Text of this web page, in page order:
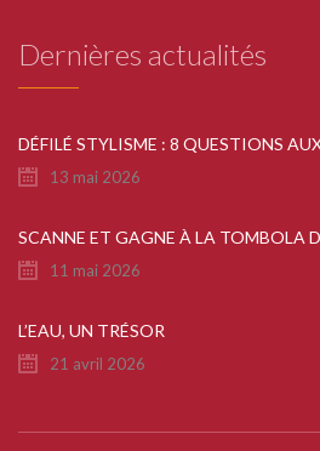
Dernières actualités
DÉFILÉ STYLISME : 8 QUESTIONS
13 mai 2026
SCANNE ET GAGNE À LA TOMBOLA
11 mai 2026
L’EAU, UN TRÉSOR
21 avril 2026